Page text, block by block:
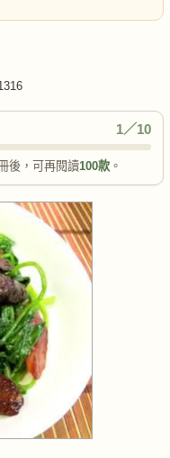
1／10
後，可再閱讀100款 。